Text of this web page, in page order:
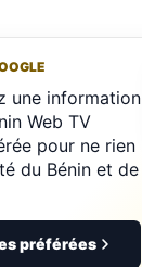
une information
Web TV
pour ne rien
du Bénin et de
préférées